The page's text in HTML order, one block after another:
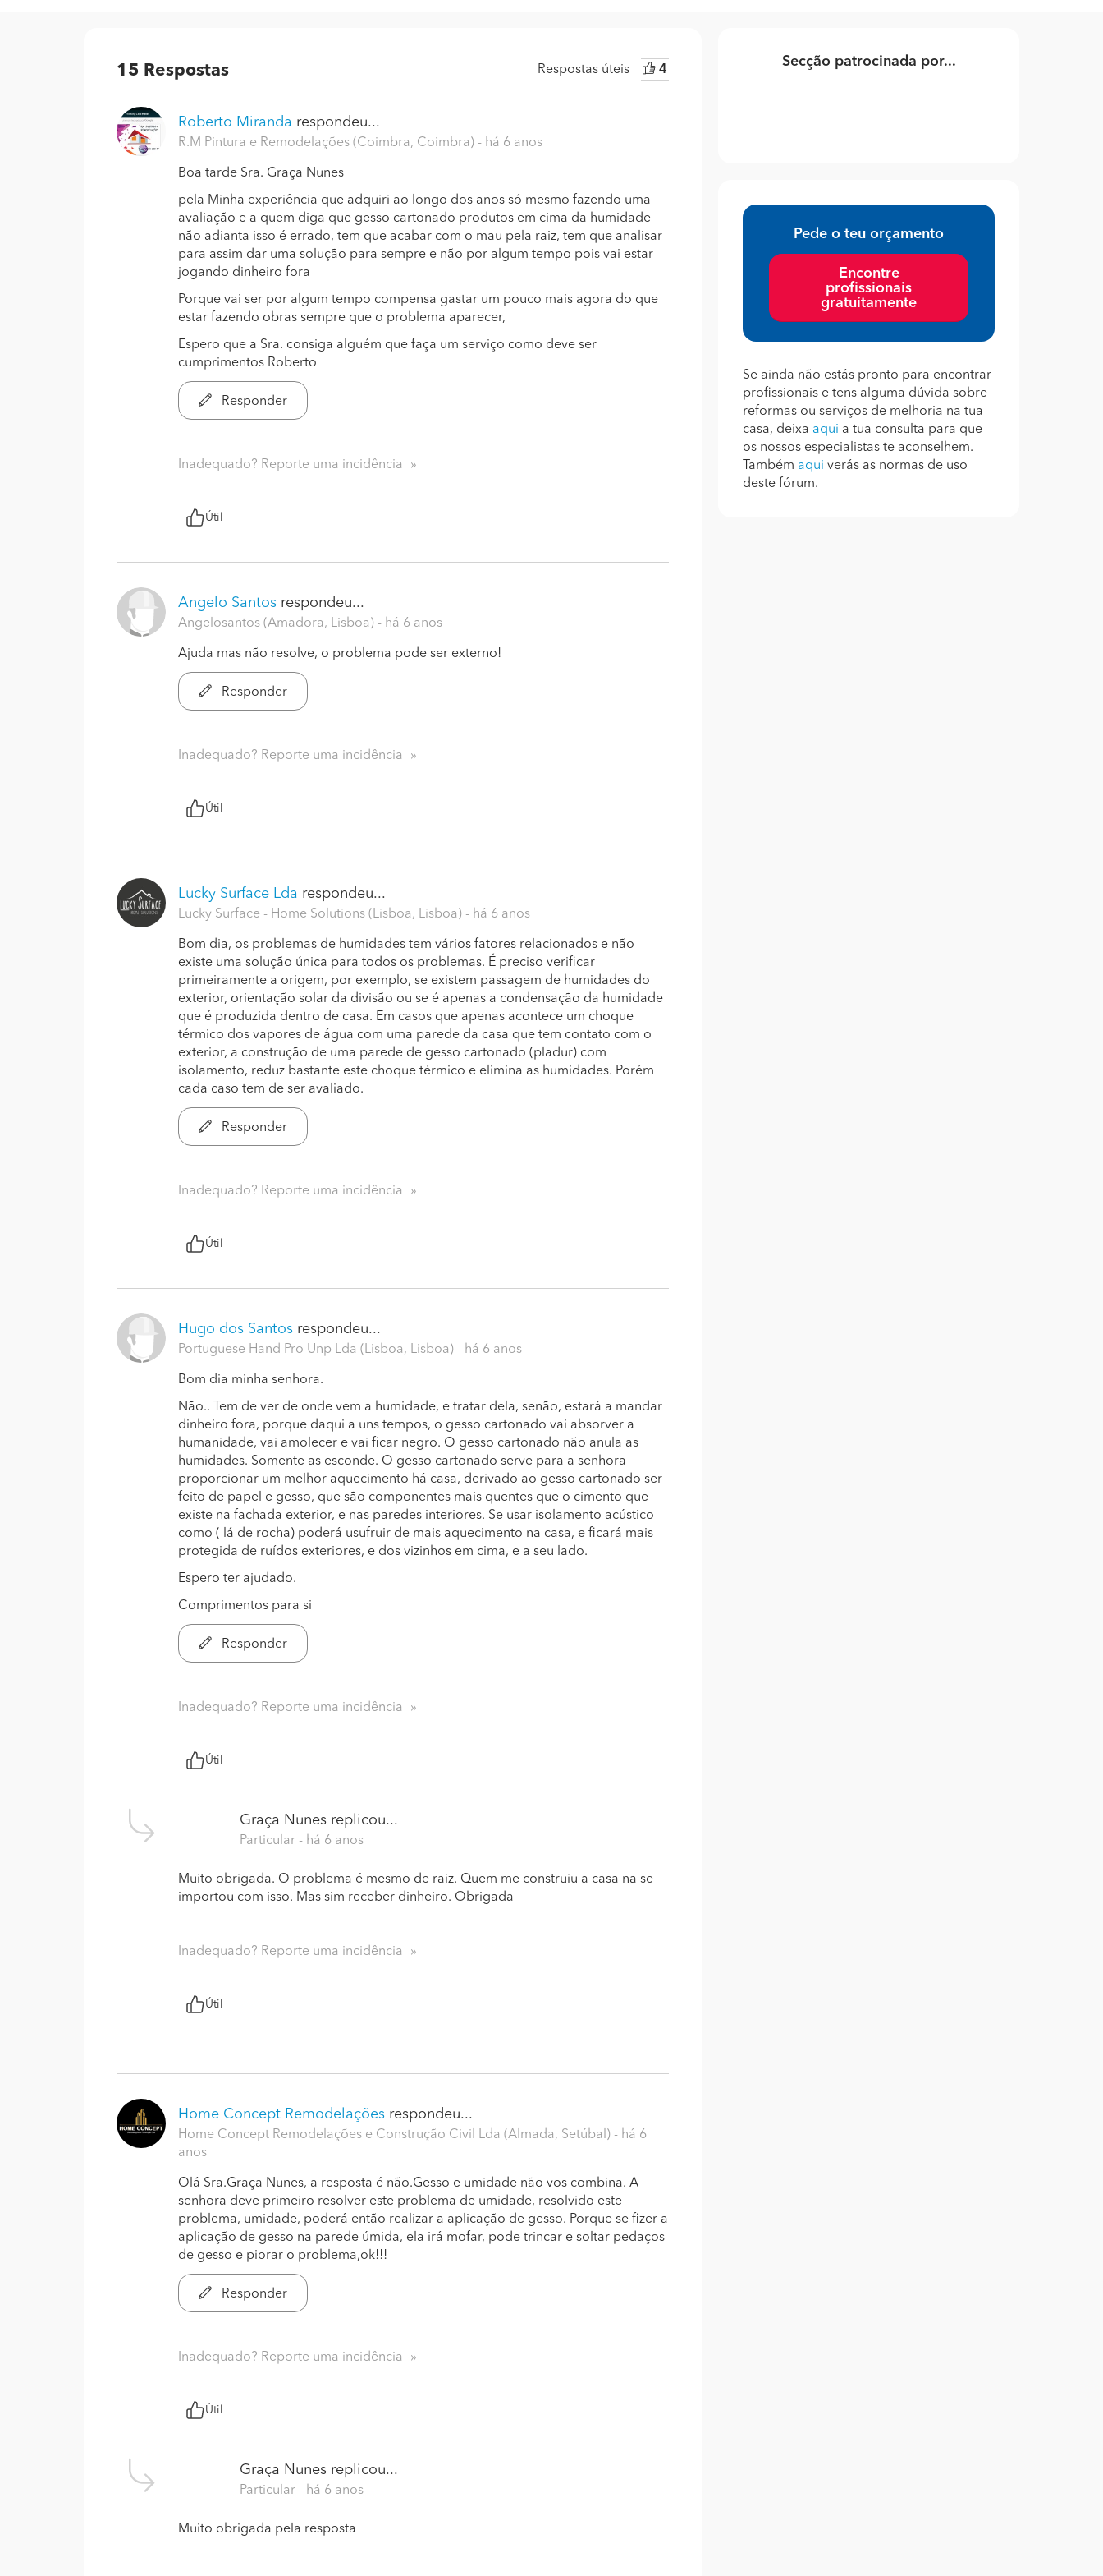
15 Respostas Respostas úteis 4
Roberto Miranda respondeu...
R.M Pintura e Remodelações (Coimbra, Coimbra) - há 6 anos
Boa tarde Sra. Graça Nunes
pela Minha experiência que adquiri ao longo dos anos só mesmo fazendo uma
avaliação e a quem diga que gesso cartonado produtos em cima da humidade
não adianta isso é errado, tem que acabar com o mau pela raiz, tem que analisar
para assim dar uma solução para sempre e não por algum tempo pois vai estar
jogando dinheiro fora
Porque vai ser por algum tempo compensa gastar um pouco mais agora do que
estar fazendo obras sempre que o problema aparecer,
Espero que a Sra. consiga alguém que faça um serviço como deve ser
cumprimentos Roberto
Responder
Inadequado? Reporte uma incidência
Útil
Angelo Santos respondeu...
Angelosantos (Amadora, Lisboa) - há 6 anos
Ajuda mas não resolve, o problema pode ser externo!
Responder
Inadequado? Reporte uma incidência
Útil
Lucky Surface Lda respondeu...
Lucky Surface - Home Solutions (Lisboa, Lisboa) - há 6 anos
Bom dia, os problemas de humidades tem vários fatores relacionados e não
existe uma solução única para todos os problemas. É preciso verificar
primeiramente a origem, por exemplo, se existem passagem de humidades do
exterior, orientação solar da divisão ou se é apenas a condensação da humidade
que é produzida dentro de casa. Em casos que apenas acontece um choque
térmico dos vapores de água com uma parede da casa que tem contato com o
exterior, a construção de uma parede de gesso cartonado (pladur) com
isolamento, reduz bastante este choque térmico e elimina as humidades. Porém
cada caso tem de ser avaliado.
Responder
Inadequado? Reporte uma incidência
Útil
Hugo dos Santos respondeu...
Portuguese Hand Pro Unp Lda (Lisboa, Lisboa) - há 6 anos
Bom dia minha senhora.
Não.. Tem de ver de onde vem a humidade, e tratar dela, senão, estará a mandar
dinheiro fora, porque daqui a uns tempos, o gesso cartonado vai absorver a
humanidade, vai amolecer e vai ficar negro. O gesso cartonado não anula as
humidades. Somente as esconde. O gesso cartonado serve para a senhora
proporcionar um melhor aquecimento há casa, derivado ao gesso cartonado ser
feito de papel e gesso, que são componentes mais quentes que o cimento que
existe na fachada exterior, e nas paredes interiores. Se usar isolamento acústico
como ( lá de rocha) poderá usufruir de mais aquecimento na casa, e ficará mais
protegida de ruídos exteriores, e dos vizinhos em cima, e a seu lado.
Espero ter ajudado.
Comprimentos para si
Responder
Inadequado? Reporte uma incidência
Útil
Graça Nunes replicou...
Particular - há 6 anos
Muito obrigada. O problema é mesmo de raiz. Quem me construiu a casa na se
importou com isso. Mas sim receber dinheiro. Obrigada
Inadequado? Reporte uma incidência
Útil
Home Concept Remodelações respondeu...
Home Concept Remodelações e Construção Civil Lda (Almada, Setúbal) - há 6
anos
Olá Sra.Graça Nunes, a resposta é não.Gesso e umidade não vos combina. A
senhora deve primeiro resolver este problema de umidade, resolvido este
problema, umidade, poderá então realizar a aplicação de gesso. Porque se fizer a
aplicação de gesso na parede úmida, ela irá mofar, pode trincar e soltar pedaços
de gesso e piorar o problema,ok!!!
Responder
Inadequado? Reporte uma incidência
Útil
Graça Nunes replicou...
Particular - há 6 anos
Muito obrigada pela resposta
Secção patrocinada por...
Pede o teu orçamento
Encontre
profissionais
gratuitamente
Se ainda não estás pronto para encontrar
profissionais e tens alguma dúvida sobre
reformas ou serviços de melhoria na tua
casa, deixa aqui a tua consulta para que
os nossos especialistas te aconselhem.
Também aqui verás as normas de uso
deste fórum.